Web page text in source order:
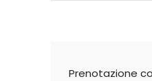
Prenotazione